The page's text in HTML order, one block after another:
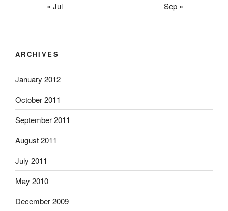
« Jul
Sep »
ARCHIVES
January 2012
October 2011
September 2011
August 2011
July 2011
May 2010
December 2009